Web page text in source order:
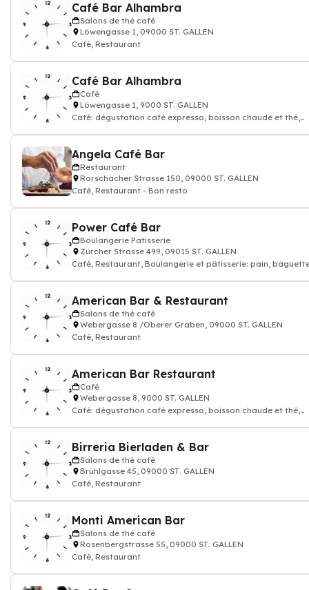
Café Bar Alhambra
Salons de thé café
Löwengasse 1, 09000 ST. GALLEN
Café, Restaurant
Café Bar Alhambra
Café
Löwengasse 1, 9000 ST. GALLEN
Café: dégustation café expresso, boisson chaude et thé,
Angela Café Bar
Restaurant
Rorschacher Strasse 150, 09000 ST. GALLEN
Café, Restaurant - Bon resto
Power Café Bar
Boulangerie Patisserie
Zürcher Strasse 499, 09015 ST. GALLEN
Café, Restaurant, Boulangerie et pâtisserie: pain,
American Bar & Restaurant
Salons de thé café
Webergasse 8 /Oberer Graben, 09000 ST. GALLEN
Café, Restaurant
American Bar Restaurant
Café
Webergasse 8, 9000 ST. GALLEN
Café: dégustation café expresso, boisson chaude et thé,
Birreria Bierladen & Bar
Salons de thé café
Brühlgasse 45, 09000 ST. GALLEN
Café, Restaurant
Monti American Bar
Salons de thé café
Rosenbergstrasse 55, 09000 ST. GALLEN
Café, Restaurant